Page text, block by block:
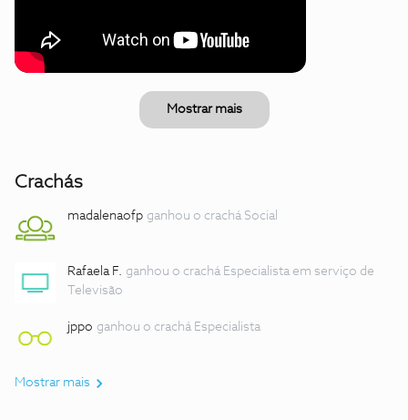
Mostrar mais
Crachás
madalenaofp ganhou o crachá Social
Rafaela F. ganhou o crachá Especialista em serviço de
Televisão
jppo ganhou o crachá Especialista
Mostrar mais